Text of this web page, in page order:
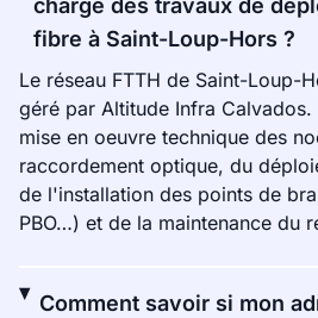
charge des travaux de
fibre à Saint-Loup-Hors ?
Le réseau FTTH de Saint-Loup-
géré par Altitude Infra
mise en oeuvre technique des
raccordement optique, du
de l'installation des points de
PBO…) et de la maintenance du
Comment savoir si mon